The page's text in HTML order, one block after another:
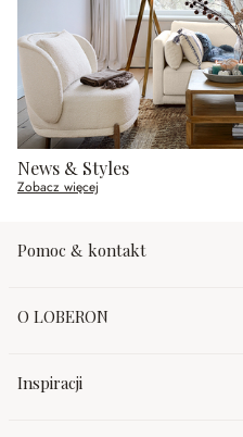
News & Styles
Zobacz więcej
Pomoc & kontakt
O LOBERON
Inspiracji